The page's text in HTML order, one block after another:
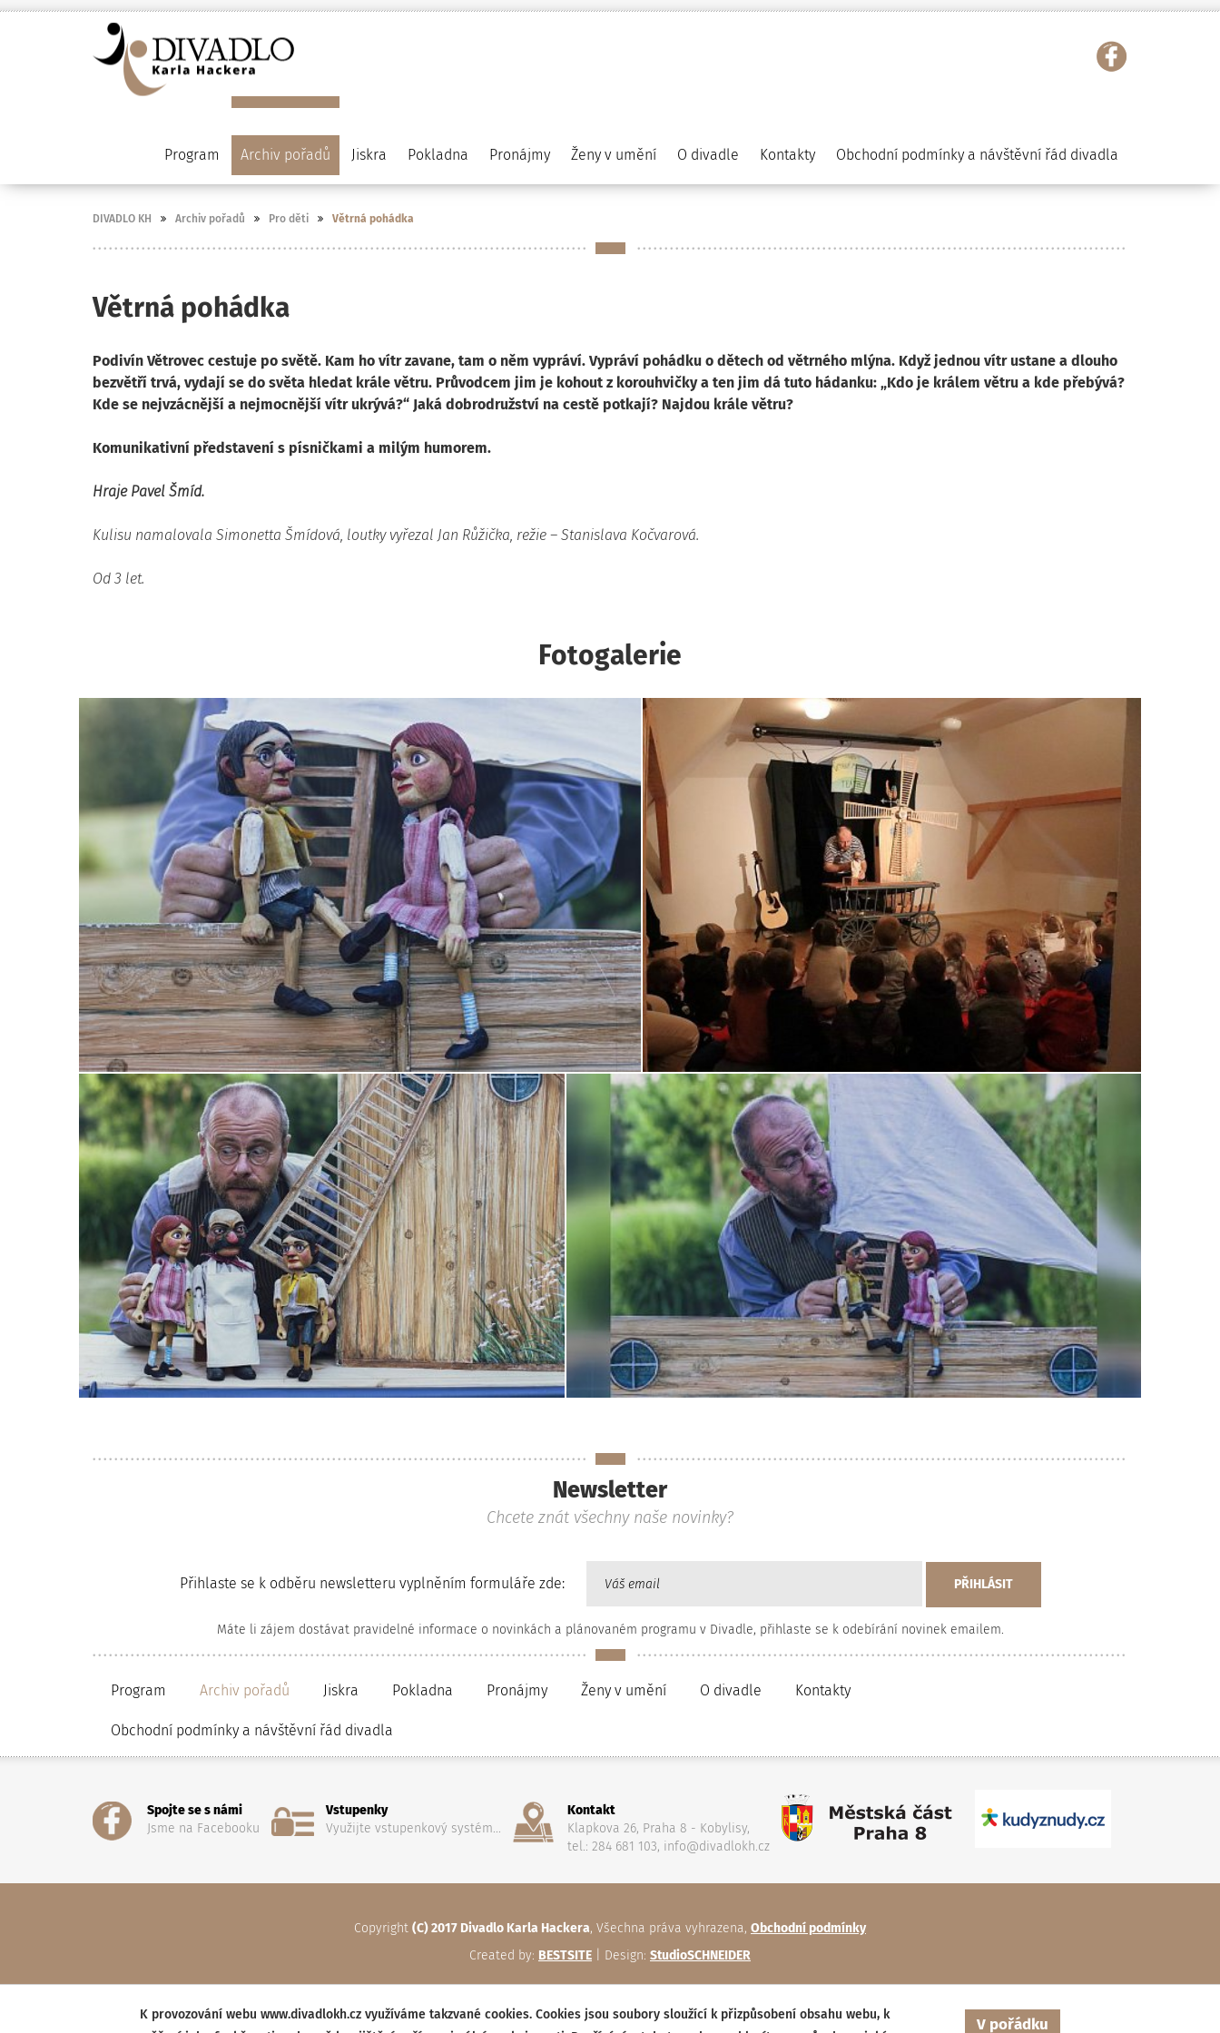
Program Archiv pořadů Jiskra Pokladna Pronájmy Ženy v umění O divadle Kontakty Obchodní podmínky a návštěvní řád divadla
DIVADLO KH Archiv pořadů Pro děti Větrná pohádka
Větrná pohádka
Podivín Větrovec cestuje po světě. Kam ho vítr zavane, tam o něm vypráví. Vypráví pohádku o dětech od větrného mlýna. Když jednou vítr ustane a dlouho
bezvětří trvá, vydají se do světa hledat krále větru. Průvodcem jim je kohout z korouhvičky a ten jim dá tuto hádanku: „Kdo je králem větru a kde přebývá?
Kde se nejvzácnější a nejmocnější vítr ukrývá?“ Jaká dobrodružství na cestě potkají? Najdou krále větru?
Komunikativní představení s písničkami a milým humorem.
Hraje Pavel Šmíd.
Kulisu namalovala Simonetta Šmídová, loutky vyřezal Jan Růžička, režie – Stanislava Kočvarová.
Od 3 let.
Fotogalerie
Newsletter
Chcete znát všechny naše novinky?
Přihlaste se k odběru newsletteru vyplněním formuláře zde:
Máte li zájem dostávat pravidelné informace o novinkách a plánovaném programu v Divadle, přihlaste se k odebírání novinek emailem.
Program Archiv pořadů Jiskra Pokladna Pronájmy Ženy v umění O divadle Kontakty
Obchodní podmínky a návštěvní řád divadla
Spojte se s námi
Jsme na Facebooku
Vstupenky
Využijte vstupenkový systém...
Kontakt
Klapkova 26, Praha 8 - Kobylisy,
tel.: 284 681 103, info@divadlokh.cz
Copyright (C) 2017 Divadlo Karla Hackera, Všechna práva vyhrazena, Obchodní podmínky
Created by: BESTSITE | Design: StudioSCHNEIDER
K provozování webu www.divadlokh.cz využíváme takzvané cookies. Cookies jsou soubory sloužící k přizpůsobení obsahu webu, k
V pořádku